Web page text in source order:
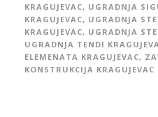
KRAGUJEVAC, UGRADNJA
KRAGUJEVAC, UGRADNJA
KRAGUJEVAC, UGRADNJA
UGRADNJA TENDI
ELEMENATA KRAGUJEVAC,
KONSTRUKCIJA KRAGUJEVAC